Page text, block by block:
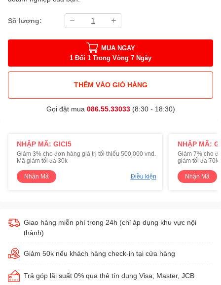
Số lượng:
MUA NGAY
1 Đổi 1 Trong Vòng 7 Ngày
THÊM VÀO GIỎ HÀNG
Gọi đặt mua 086.55.33033(8:30 - 18:30)
NHẬP MÃ: GICI5
Giảm 3% cho đơn hàng giá trị tối thiểu 500.000 vnd.
Mã giảm tối đa 30k
Nhận Mã Điều kiện
NHẬP MÃ:
Giảm 7% cho
giảm tối đa 70k
Nhận Mã
Giao hàng miễn phí trong 24h (chỉ áp dụng khu vực nội
thành)
Giảm 50k nếu khách hàng check-in tại cửa hàng
Trả góp lãi suất 0% qua thẻ tín dụng Visa, Master, JCB